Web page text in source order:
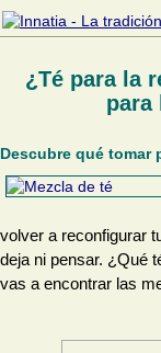
¿Té para la
para
Descubre qué tomar
volver a reconfigurar
deja ni pensar. ¿Qué
vas a encontrar las